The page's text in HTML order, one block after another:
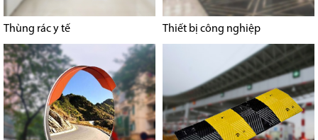
Thùng rác y tế Thiết bị công nghiệp